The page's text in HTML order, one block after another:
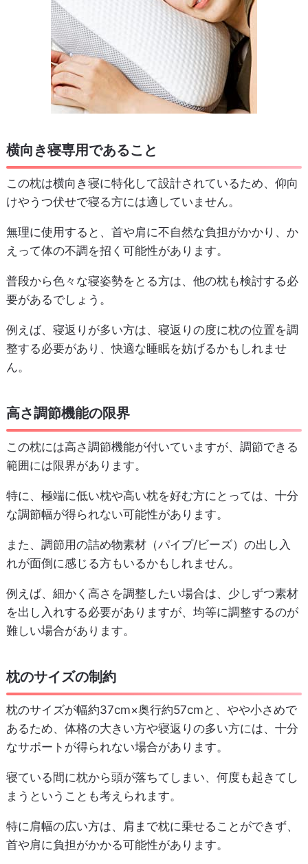
横向き寝専用であること
この枕は横向き寝に特化して設計されているため、仰向
けやうつ伏せで寝る方には適していません。
無理に使用すると、首や肩に不自然な負担がかかり、か
えって体の不調を招く可能性があります。
普段から色々な寝姿勢をとる方は、他の枕も検討する必
要があるでしょう。
例えば、寝返りが多い方は、寝返りの度に枕の位置を調
整する必要があり、快適な睡眠を妨げるかもしれませ
ん。
高さ調節機能の限界
この枕には高さ調節機能が付いていますが、調節できる
範囲には限界があります。
特に、極端に低い枕や高い枕を好む方にとっては、十分
な調節幅が得られない可能性があります。
また、調節用の詰め物素材（パイプ/ビーズ）の出し入
れが面倒に感じる方もいるかもしれません。
例えば、細かく高さを調整したい場合は、少しずつ素材
を出し入れする必要がありますが、均等に調整するのが
難しい場合があります。
枕のサイズの制約
枕のサイズが幅約37cm×奥行約57cmと、やや小さめで
あるため、体格の大きい方や寝返りの多い方には、十分
なサポートが得られない場合があります。
寝ている間に枕から頭が落ちてしまい、何度も起きてし
まうということも考えられます。
特に肩幅の広い方は、肩まで枕に乗せることができず、
首や肩に負担がかかる可能性があります。